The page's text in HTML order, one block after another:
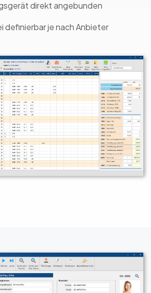
direkt angebunden
definierbar je nach Anbieter